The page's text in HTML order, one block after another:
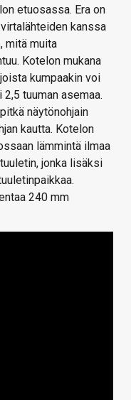
etuosassa. Era on
kanssa
mitä muita
Kotelon mukana
kumpaakin voi
tuuman asemaa.
näytönohjain
kautta. Kotelon
lämmintä ilmaa
jonka lisäksi
240 mm